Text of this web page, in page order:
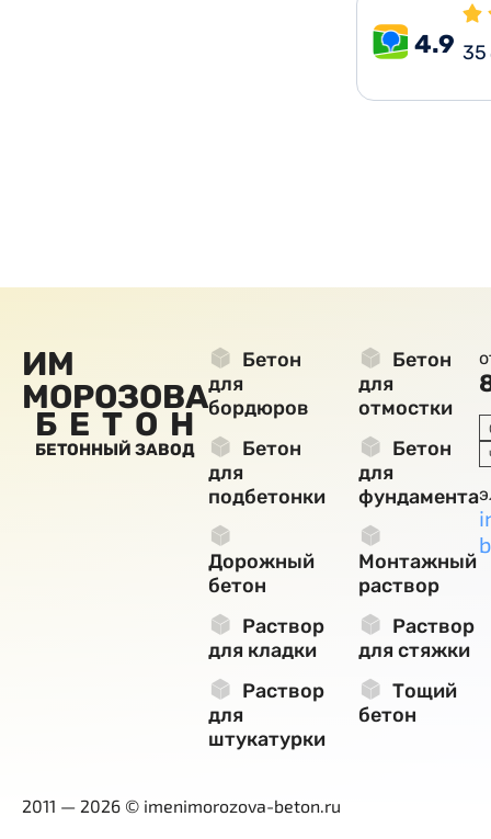
4.9 35
ИМ
МОРОЗОВА
БЕТОН
БЕТОННЫЙ ЗАВОД
Бетон
для
бордюров
Бетон
для
отмостки
Бетон
для
подбетонки
Бетон
для
фундамента
Дорожный
бетон
Монтажный
раствор
Раствор
для кладки
Раствор
для стяжки
Раствор
для
штукатурки
Тощий
бетон
2011 — 2026 © imenimorozova-beton.ru